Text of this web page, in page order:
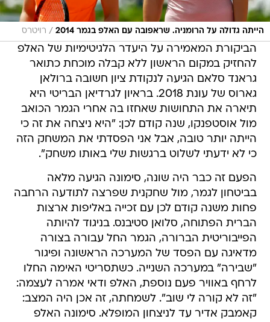
הייתה גדולה על הרומניה. שראפובה עם האלפ בגמר 2014 / רויטרס
הביקורת המאמירה על היעדר הלגיטימיות של האלפ
להחזיק במקום הראשון ללא קבלה מוכחת כתואר
גראנד סלאם הגיעה לנקודת ציון חשובה ברולאן
גארוס של עונת 2018. בראיון לגרדיאן הבריטי היא
תיארה את התחושות שאחזו בה אחרי הגמר הכואב
מול אוסטפנקו, שנה קודם לכן: "היא ניצחה את זה כי
הייתה יותר טובה, אבל אני הפסדתי את המשחק הזה
כי לא ידעתי לשלוט ברגשות שלי באותו משחק".
הפעם זה כבר היה שונה, סימונה הגיעה מלאה
בביטחון לגמר, מול שחקנית שפרצה לתודעה הרחבה
פחות משנה קודם לכן עם זכייה באליפות ארצות
הברית הפתוחה, סלואן סטיבנס. בניגוד להיותה
הפייבוריטית הברורה, הגמר החל עבורה בצורה
מדאיגה עם הפסד של המערכה הראשונה ופיגור
"שבירה" במערכה השנייה. כשתסריטי האימה החלו
לרחף באוויר פעם נוספת, האלפ ודאי אמרה לעצמה:
"זה לא קורה לי שוב". לשמחתה, זה אכן היה המצב:
קאמבק אדיר עד לניצחון המופלא. סימונה האלפ